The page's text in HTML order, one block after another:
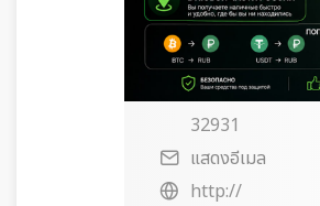
32931
แสดงอีเมล
http://